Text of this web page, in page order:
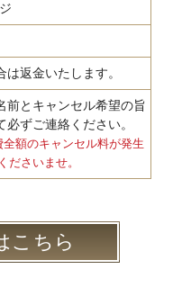
返金いたします。
前とキャンセル希望の旨
ずご連絡ください。
額のキャンセル料が発生
ださいませ。
こちら